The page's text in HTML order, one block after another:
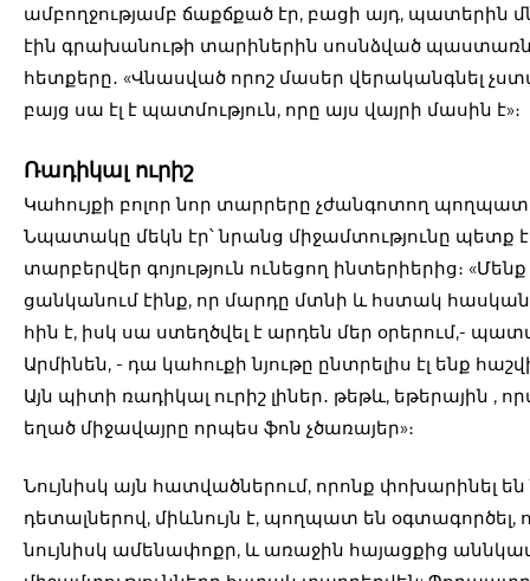
ամբողջությամբ ճաքճքած էր, բացի այդ, պատերին
էին գրախանութի տարիներին սոսնձված
հետքերը․ «Վնասված որոշ մասեր վերականգնել
բայց սա էլ է պատմություն, որը այս վայրի մասին է»։
Ռադիկալ ուրիշ
Կահույքի բոլոր նոր տարրերը չժանգոտող
Նպատակը մեկն էր՝ նրանց միջամտությունը պետք
տարբերվեր գոյություն ունեցող ինտերիերից։ «Մենք
ցանկանում էինք, որ մարդը մտնի և հստակ
հին է, իսկ սա ստեղծվել է արդեն մեր օրերում,-
Արմինեն, - դա կահուքի նյութը ընտրելիս էլ ենք
Այն պիտի ռադիկալ ուրիշ լիներ․ թեթև, եթերային ,
եղած միջավայրը որպես ֆոն չծառայեր»։
Նույնիսկ այն հատվածներում, որոնք փոխարինել են
դետալներով, միևնույն է, պողպատ են օգտագործել,
նույնիսկ ամենափոքր, և առաջին հայացքից